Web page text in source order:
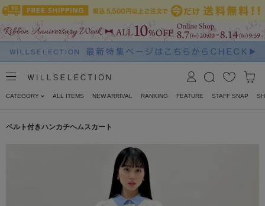
CATEGORY ALL ITEMS NEW ARRIVAL RANKING FEATURE STAFF SNAP
ベルト付きハンカチヘムスカート